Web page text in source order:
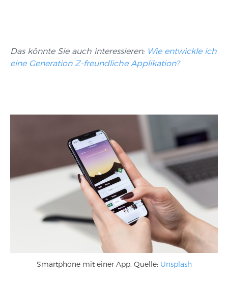
Das könnte Sie auch interessieren: Wie entwickle ich
eine Generation Z-freundliche Applikation?
Smartphone mit einer App. Quelle: Unsplash